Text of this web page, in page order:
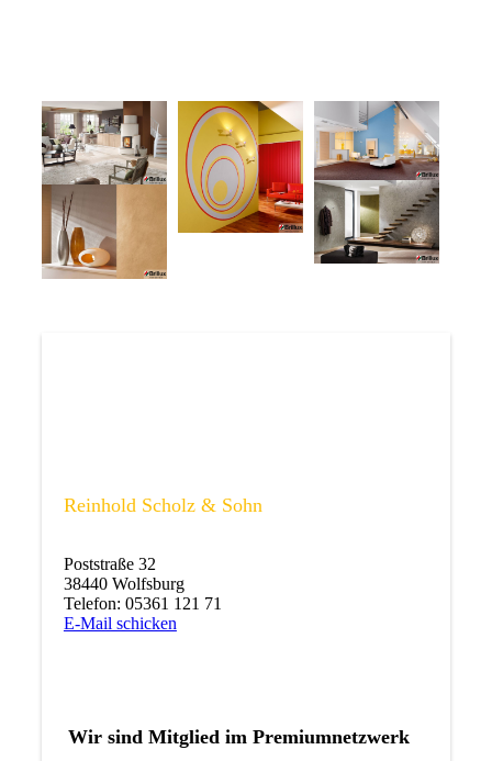
Reinhold Scholz & Sohn
Poststraße 32
38440 Wolfsburg
Telefon: 05361 121 71
E-Mail schicken
Wir sind Mitglied im Premiumnetzwerk